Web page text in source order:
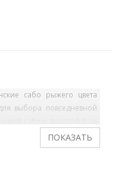
сабо рыжего цвета
выбора повседневной
а лаконичный
данную модель с
Материал верха –